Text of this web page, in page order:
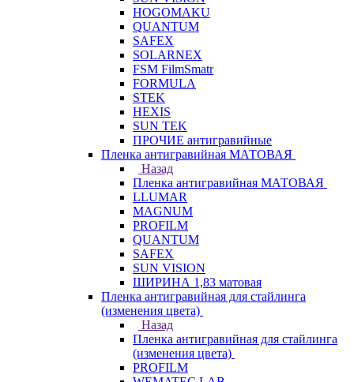
HOGOMAKU
QUANTUM
SAFEX
SOLARNEX
FSM FilmSmatr
FORMULA
STEK
HEXIS
SUN TEK
ПРОЧИЕ антигравийные
Пленка антигравийная МАТОВАЯ
Назад
Пленка антигравийная МАТОВАЯ
LLUMAR
MAGNUM
PROFILM
QUANTUM
SAFEX
SUN VISION
ШИРИНА 1,83 матовая
Пленка антигравийная для стайлинга
(изменения цвета)
Назад
Пленка антигравийная для стайлинга
(изменения цвета)
PROFILM